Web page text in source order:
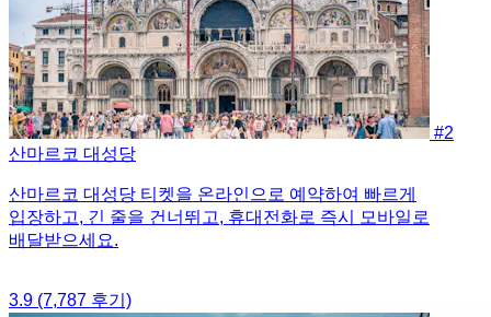
#2
산마르코 대성당
산마르코 대성당 티켓을 온라인으로 예약하여 빠르게
입장하고, 긴 줄을 건너뛰고, 휴대전화로 즉시 모바일로
배달받으세요.
3.9 (7,787 후기)